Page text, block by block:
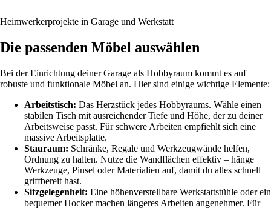
Heimwerkerprojekte in Garage und Werkstatt
Die passenden Möbel auswählen
Bei der Einrichtung deiner Garage als Hobbyraum kommt es auf
robuste und funktionale Möbel an. Hier sind einige wichtige Elemente:
Arbeitstisch: Das Herzstück jedes Hobbyraums. Wähle einen
stabilen Tisch mit ausreichender Tiefe und Höhe, der zu deiner
Arbeitsweise passt. Für schwere Arbeiten empfiehlt sich eine
massive Arbeitsplatte.
Stauraum: Schränke, Regale und Werkzeugwände helfen,
Ordnung zu halten. Nutze die Wandflächen effektiv – hänge
Werkzeuge, Pinsel oder Materialien auf, damit du alles schnell
griffbereit hast.
Sitzgelegenheit: Eine höhenverstellbare Werkstattstühle oder ein
bequemer Hocker machen längeres Arbeiten angenehmer. Für